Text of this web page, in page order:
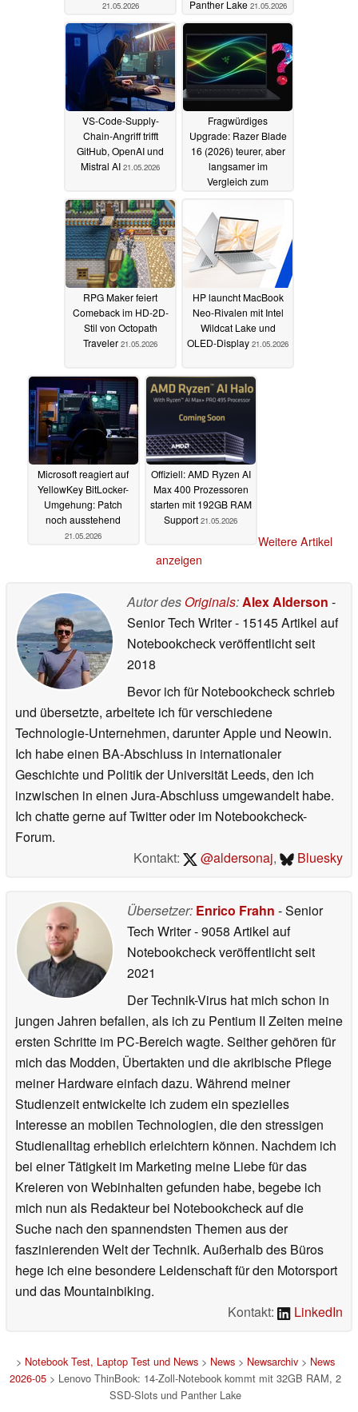
21.05.2026
Panther Lake 21.05.2026
VS-Code-Supply-
Chain-Angriff trifft
GitHub, OpenAI und
Mistral AI 21.05.2026
Fragwürdiges
Upgrade: Razer Blade
16 (2026) teurer, aber
langsamer im
Vergleich zum
RPG Maker feiert
Comeback im HD-2D-
Stil von Octopath
Traveler 21.05.2026
HP launcht MacBook
Neo-Rivalen mit Intel
Wildcat Lake und
OLED-Display 21.05.2026
Microsoft reagiert auf
YellowKey BitLocker-
Umgehung: Patch
noch ausstehend
21.05.2026
Offiziell: AMD Ryzen AI
Max 400 Prozessoren
starten mit 192GB RAM
Support 21.05.2026
Weitere Artikel
anzeigen
Autor des Originals:Alex Alderson -
Senior Tech Writer- 15145 Artikel auf
Notebookcheck veröffentlichtseit
2018
Bevor ich für Notebookcheck schrieb
und übersetzte, arbeitete ich für verschiedene
Technologie-Unternehmen, darunter Apple und Neowin.
Ich habe einen BA-Abschluss in internationaler
Geschichte und Politik der Universität Leeds, den ich
inzwischen in einen Jura-Abschluss umgewandelt habe.
Ich chatte gerne auf Twitter oder im Notebookcheck-
Forum.
Kontakt:
@aldersonaj, Bluesky
Übersetzer: Enrico Frahn - Senior
Tech Writer- 9058 Artikel auf
Notebookcheck veröffentlichtseit
2021
Der Technik-Virus hat mich schon in
jungen Jahren befallen, als ich zu Pentium II Zeiten meine
ersten Schritte im PC-Bereich wagte. Seither gehören für
mich das Modden, Übertakten und die akribische Pflege
meiner Hardware einfach dazu. Während meiner
Studienzeit entwickelte ich zudem ein spezielles
Interesse an mobilen Technologien, die den stressigen
Studienalltag erheblich erleichtern können. Nachdem ich
bei einer Tätigkeit im Marketing meine Liebe für das
Kreieren von Webinhalten gefunden habe, begebe ich
mich nun als Redakteur bei Notebookcheck auf die
Suche nach den spannendsten Themen aus der
faszinierenden Welt der Technik. Außerhalb des Büros
hege ich eine besondere Leidenschaft für den Motorsport
und das Mountainbiking.
Kontakt:
LinkedIn
> Notebook Test, Laptop Test und News> News> Newsarchiv> News
2026-05> Lenovo ThinBook: 14-Zoll-Notebook kommt mit 32GB RAM, 2
SSD-Slots und Panther Lake